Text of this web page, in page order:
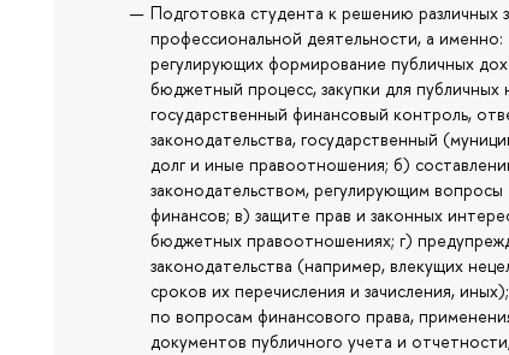
Подготовка студента к решению
профессиональной деятельности, а
регулирующих формирование публичных
бюджетный процесс, закупки для
государственный финансовый контроль,
законодательства, государственный
долг и иные правоотношения; б)
законодательством, регулирующим
финансов; в) защите прав и законных
бюджетных правоотношениях; г)
законодательства (например, влекущих
сроков их перечисления и зачисления,
по вопросам финансового права,
документов публичного учета и